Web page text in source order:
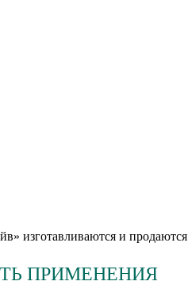
изготавливаются и
ПРИМЕНЕНИЯ